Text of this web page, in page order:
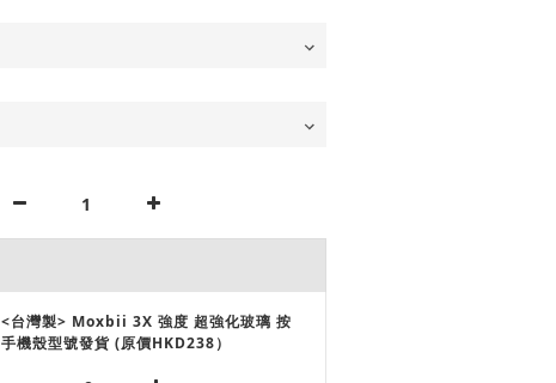
<台灣製> Moxbii 3X 強度 超強化玻璃 按
手機殼型號發貨 (原價HKD238）